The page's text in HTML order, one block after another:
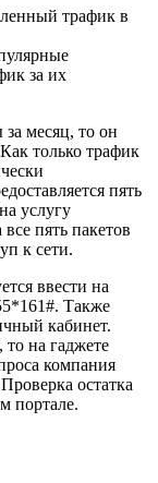
трафик в
за их
месяц, то он
только трафик
пять
услугу
пять пакетов
к сети.
ввести на
. Также
кабинет.
то на гаджете
компания
остатка
портале.